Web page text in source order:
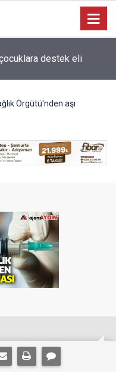
önemli temas
Örgütü'nden aşı